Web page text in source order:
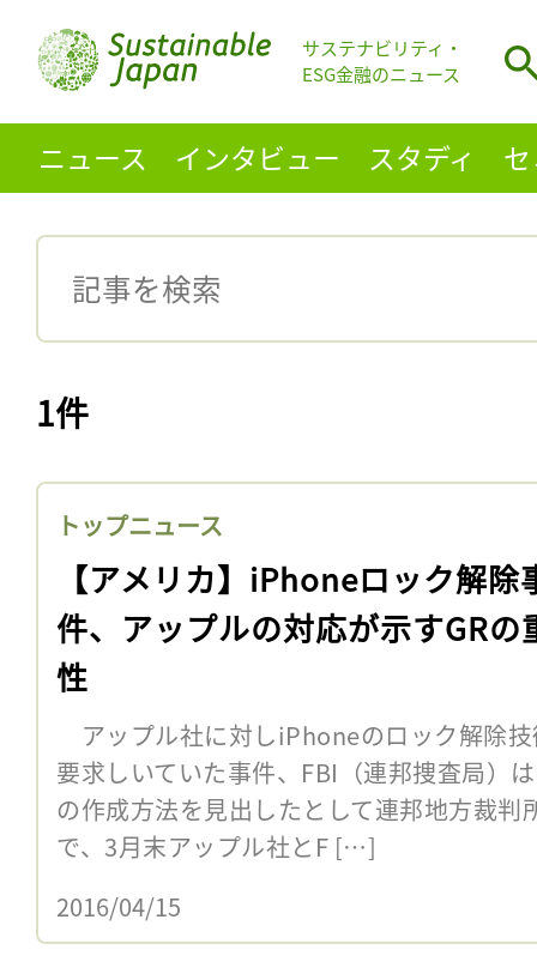
サステナビリティ・
ESG金融のニュース
ニュース インタビュー スタディ
1件
トップニュース
【アメリカ】iPhoneロック解除
件、アップルの対応が示すGRの
性
アップル社に対しiPhoneのロック解除
要求しいていた事件、FBI（連邦捜査局）
の作成方法を見出したとして連邦地方裁判
で、3月末アップル社とF […]
2016/04/15